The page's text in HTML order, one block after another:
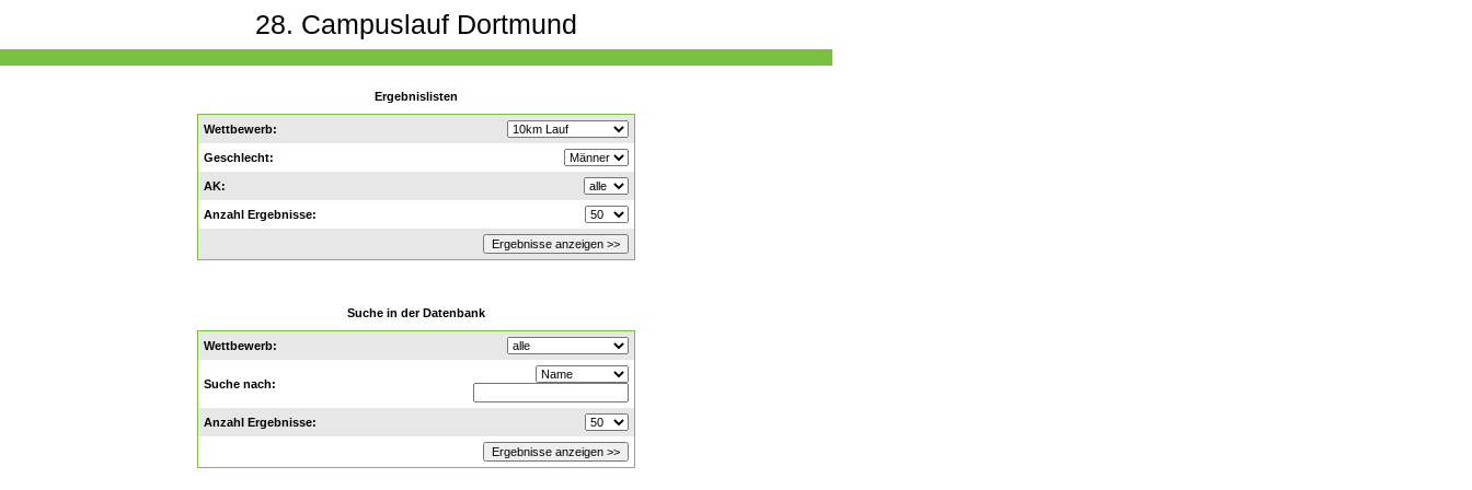
28. Campuslauf Dortmund
Ergebnislisten
Wettbewerb:
Geschlecht:
AK:
Anzahl Ergebnisse:
Suche in der Datenbank
Wettbewerb:
Suche nach:
Anzahl Ergebnisse: